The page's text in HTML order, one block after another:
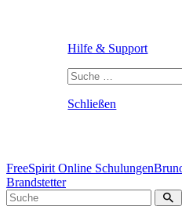
Hilfe & Support
Suche
nach:
Schließen
FreeSpirit Online Schulungen
Brandstetter